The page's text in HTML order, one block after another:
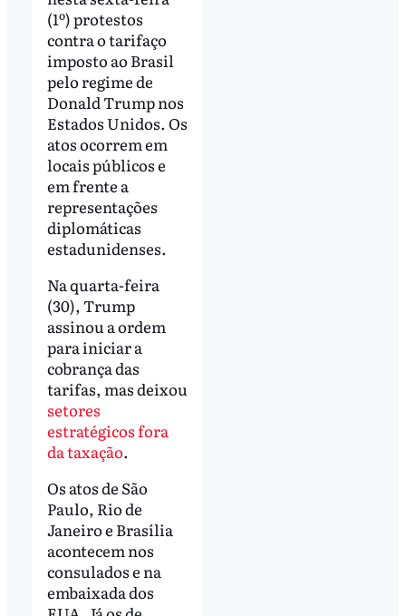
(1º) protestos
contra o tarifaço
imposto ao Brasil
pelo regime de
Donald Trump nos
Estados Unidos. Os
atos ocorrem em
locais públicos e
em frente a
representações
diplomáticas
estadunidenses.
Na quarta-feira
(30), Trump
assinou a ordem
para iniciar a
cobrança das
tarifas, mas deixou
setores
estratégicos fora
da taxação.
Os atos de São
Paulo, Rio de
Janeiro e Brasília
acontecem nos
consulados e na
embaixada dos